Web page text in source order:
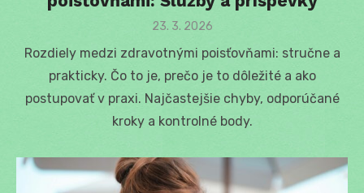
Posted
23. 3. 2026
Rozdiely medzi zdravotnými poisťovňami: stručne a
prakticky. Čo to je, prečo je to dôležité a ako
postupovať v praxi. Najčastejšie chyby, odporúčané
kroky a kontrolné body.